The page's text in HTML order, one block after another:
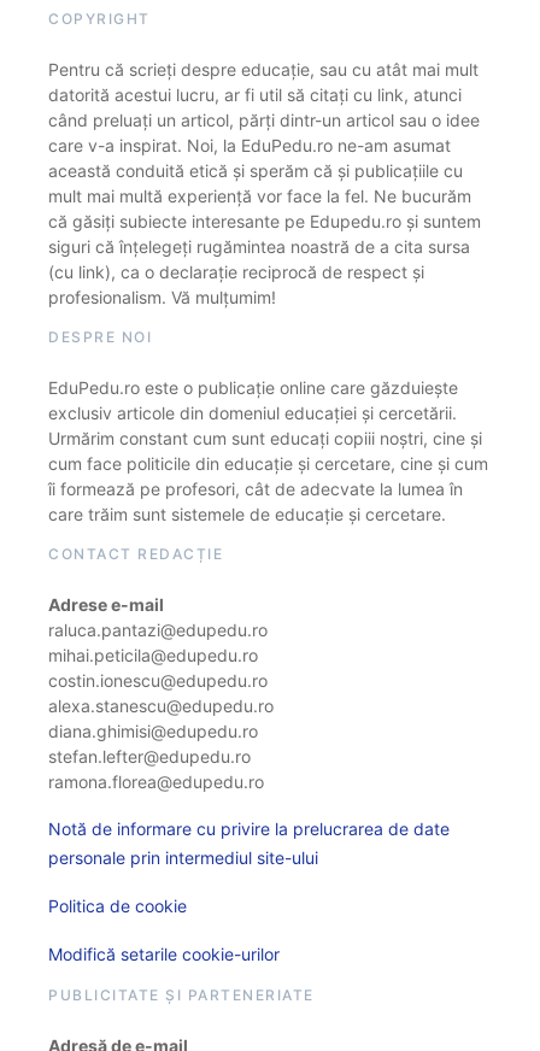
COPYRIGHT
Pentru că scrieți despre educație, sau cu atât mai mult
datorită acestui lucru, ar fi util să citați cu link, atunci
când preluați un articol, părți dintr-un articol sau o idee
care v-a inspirat. Noi, la EduPedu.ro ne-am asumat
această conduită etică și sperăm că și publicațiile cu
mult mai multă experiență vor face la fel. Ne bucurăm
că găsiți subiecte interesante pe Edupedu.ro și suntem
siguri că înțelegeți rugămintea noastră de a cita sursa
(cu link), ca o declarație reciprocă de respect și
profesionalism. Vă mulțumim!
DESPRE NOI
EduPedu.ro este o publicație online care găzduiește
exclusiv articole din domeniul educației și cercetării.
Urmărim constant cum sunt educați copiii noștri, cine și
cum face politicile din educație și cercetare, cine și cum
îi formează pe profesori, cât de adecvate la lumea în
care trăim sunt sistemele de educație și cercetare.
CONTACT REDACȚIE
Adrese e-mail
raluca.pantazi@edupedu.ro
mihai.peticila@edupedu.ro
costin.ionescu@edupedu.ro
alexa.stanescu@edupedu.ro
diana.ghimisi@edupedu.ro
stefan.lefter@edupedu.ro
ramona.florea@edupedu.ro
Notă de informare cu privire la prelucrarea de date
personale prin intermediul site-ului
Politica de cookie
Modifică setarile cookie-urilor
PUBLICITATE ȘI PARTENERIATE
Adresă de e-mail